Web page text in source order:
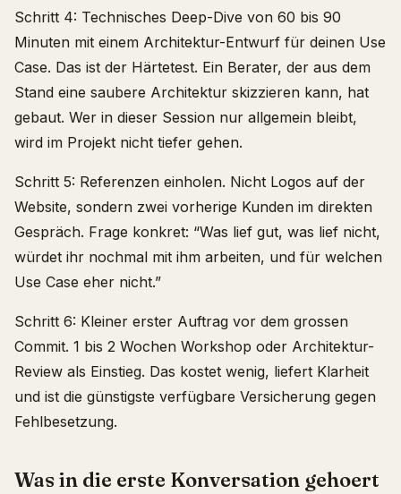
Schritt 4: Technisches Deep-Dive von 60 bis 90
Minuten mit einem Architektur-Entwurf für deinen Use
Case. Das ist der Härtetest. Ein Berater, der aus dem
Stand eine saubere Architektur skizzieren kann, hat
gebaut. Wer in dieser Session nur allgemein bleibt,
wird im Projekt nicht tiefer gehen.
Schritt 5: Referenzen einholen. Nicht Logos auf der
Website, sondern zwei vorherige Kunden im direkten
Gespräch. Frage konkret: “Was lief gut, was lief nicht,
würdet ihr nochmal mit ihm arbeiten, und für welchen
Use Case eher nicht.”
Schritt 6: Kleiner erster Auftrag vor dem grossen
Commit. 1 bis 2 Wochen Workshop oder Architektur-
Review als Einstieg. Das kostet wenig, liefert Klarheit
und ist die günstigste verfügbare Versicherung gegen
Fehlbesetzung.
Was in die erste Konversation gehoert